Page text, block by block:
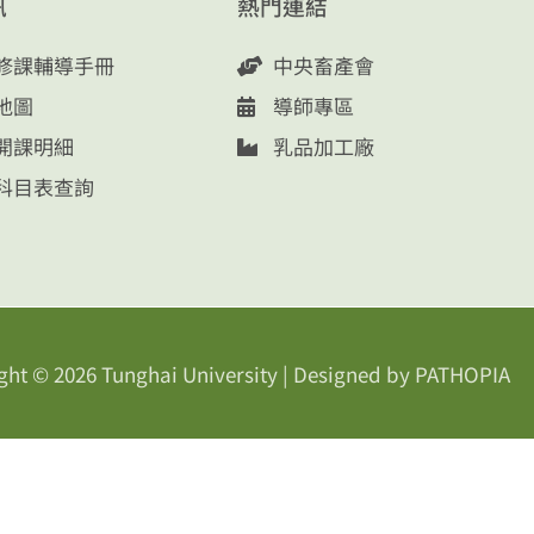
課輔導手冊
圖
課明細
目表查詢
中央畜產會
導師專區
乳品加工廠
© 2026Tunghai University | Designed by PATHOPIA